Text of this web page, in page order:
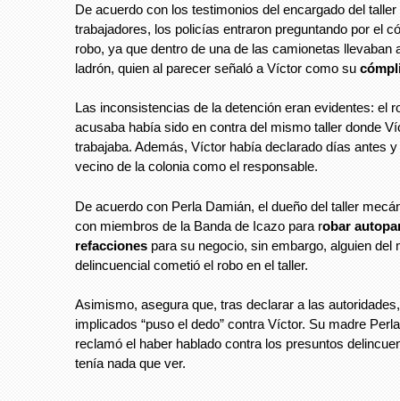
De acuerdo con los testimonios del encargado del
trabajadores, los policías entraron preguntando por el
robo, ya que dentro de una de las camionetas llevaban
ladrón, quien al parecer señaló a Víctor como su
Las inconsistencias de la detención eran evidentes: el
acusaba había sido en contra del mismo taller donde
trabajaba. Además, Víctor había declarado días antes
vecino de la colonia como el responsable.
De acuerdo con Perla Damián, el dueño del taller
con miembros de la Banda de Icazo para robar
refacciones para su negocio, sin embargo, alguien del
delincuencial cometió el robo en el taller.
Asimismo, asegura que, tras declarar a las
implicados “puso el dedo” contra Víctor. Su madre
reclamó el haber hablado contra los presuntos
tenía nada que ver.